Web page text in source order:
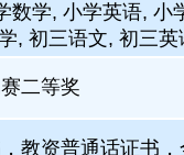
数学, 小学英语, 小
, 初三语文, 初三
二等奖
教资普通话证书